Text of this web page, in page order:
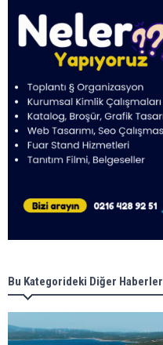
Bu Kategorideki Diğer Haberler